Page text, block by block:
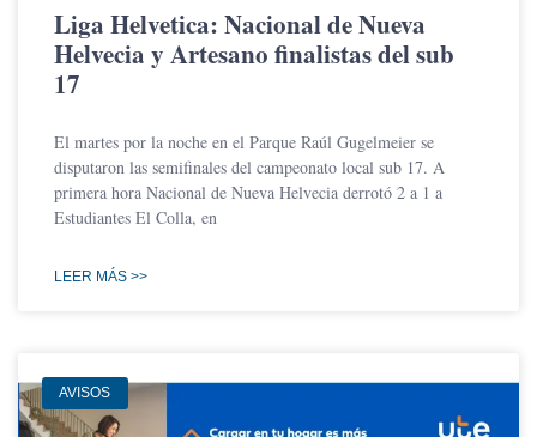
Liga Helvetica: Nacional de Nueva
Helvecia y Artesano finalistas del sub
17
El martes por la noche en el Parque Raúl Gugelmeier se
disputaron las semifinales del campeonato local sub 17. A
primera hora Nacional de Nueva Helvecia derrotó 2 a 1 a
Estudiantes El Colla, en
LEER MÁS >>
AVISOS